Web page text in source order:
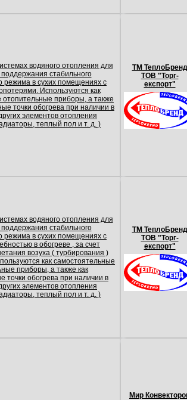
водяного отопления для
поддержания стабильного
режима в сухих помещениях с
Используются как
отопительные приборы, а также
точки обогрева при наличии в
элементов отопления
теплый пол и т. д. )
ТМ ТеплоБренд
ТОВ "Торг-
експорт"
водяного отопления для
поддержания стабильного
режима в сухих помещениях с
в обогреве , за счет
возуха ( турбирования )
как самостоятельные
приборы, а также как
точки обогрева при наличии в
элементов отопления
теплый пол и т. д. )
ТМ ТеплоБренд
ТОВ "Торг-
експорт"
Мир